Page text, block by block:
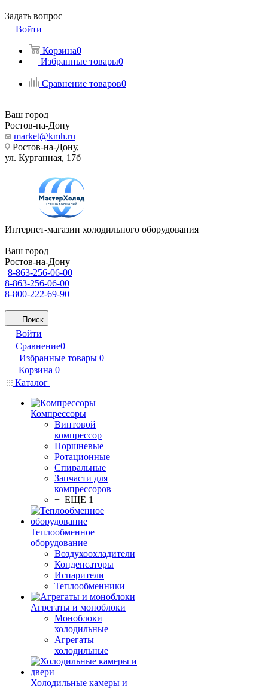
Задать вопрос
Войти
Корзина0
Избранные товары0
Сравнение товаров0
Ваш город
Ростов-на-Дону
market@kmh.ru
Ростов-на-Дону,
ул. Курганная, 17б
Интернет-магазин холодильного оборудования
Ваш город
Ростов-на-Дону
8-863-256-06-00
8-863-256-06-00
8-800-222-69-90
Поиск
Войти
Сравнение0
Избранные товары 0
Корзина 0
Каталог
Компрессоры
Винтовой
компрессор
Поршневые
Ротационные
Спиральные
Запчасти для
компрессоров
+ ЕЩЕ 1
Теплообменное
оборудование
Воздухоохладители
Конденсаторы
Испарители
Теплообменники
Агрегаты и моноблоки
Моноблоки
холодильные
Агрегаты
холодильные
Холодильные камеры и